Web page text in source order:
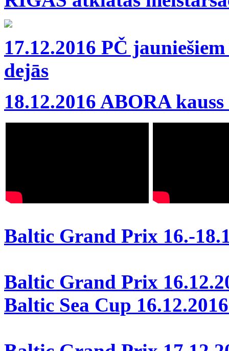
17.12.2016 PČ
dejās
18.12.2016 ABORA
Baltic Grand Prix 16.-
Baltic Grand Prix
Baltic Sea Cup